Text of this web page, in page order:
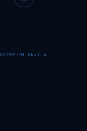
89.9984°N · Meritking